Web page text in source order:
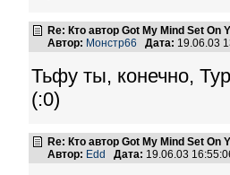
Re: Кто автор Got My Mind Set On
Автор: Монстр66 Дата: 19.06.03
Тьфу ты, конечно,
(:0)
Re: Кто автор Got My Mind Set On
Автор: Edd Дата: 19.06.03